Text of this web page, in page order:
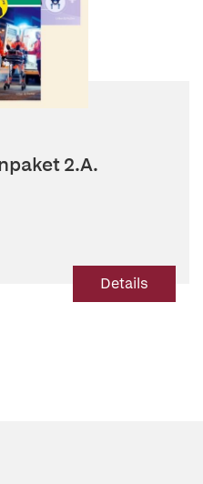
2.A.
Details